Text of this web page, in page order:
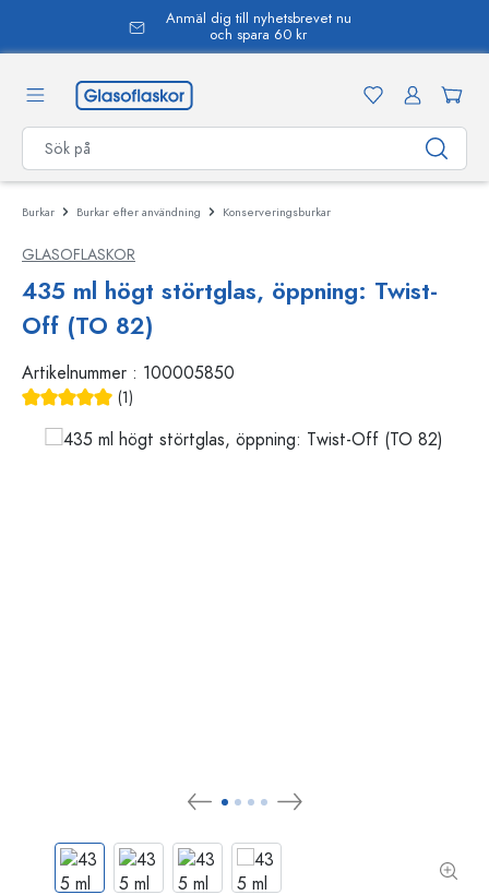
Anmäl dig till nyhetsbrevet nu
och spara 60 kr
Burkar Burkar efter användning Konserveringsburkar
GLASOFLASKOR
435 ml högt störtglas, öppning: Twist-
Off (TO 82)
Artikelnummer : 100005850
(1)